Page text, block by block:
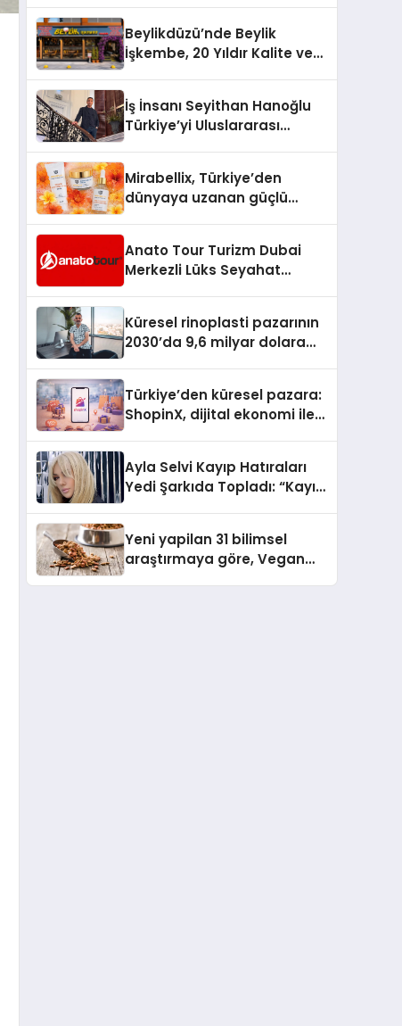
Holding Industrial City”
Projesini Hayata Geçirecek
Beylikdüzü’nde Beylik
İşkembe, 20 Yıldır Kalite ve
İş İnsanı Seyithan Hanoğlu
Türkiye’yi Uluslararası
Mirabellix, Türkiye’den
dünyaya uzanan güçlü
Anato Tour Turizm Dubai
Merkezli Lüks Seyahat
Küresel rinoplasti pazarının
2030’da 9,6 milyar dolara
Türkiye’den küresel pazara:
ShopinX, dijital ekonomi ile
Ayla Selvi Kayıp Hatıraları
Yedi Şarkıda Topladı: “Kayıp
Yeni yapilan 31 bilimsel
araştırmaya göre, Vegan